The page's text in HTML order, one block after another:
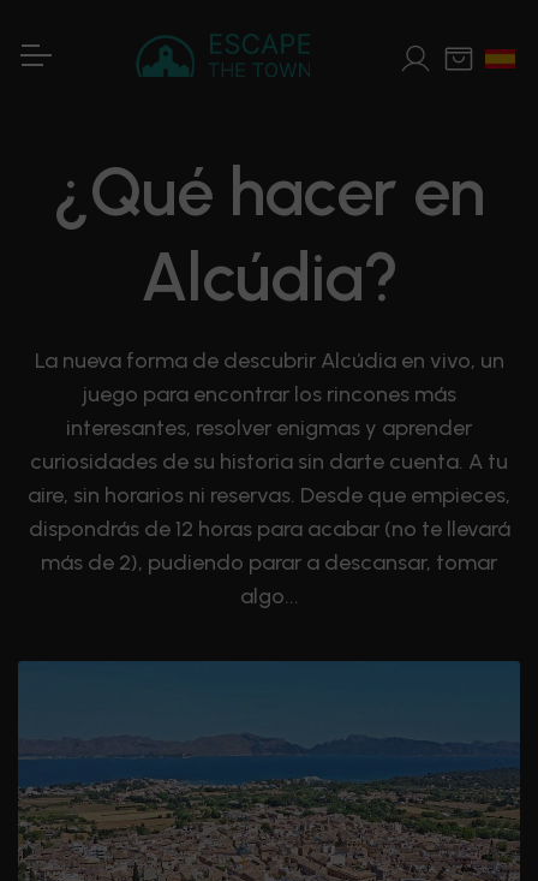
¿Qué hacer en
Alcúdia?
La nueva forma de descubrir Alcúdia en vivo, un
juego para encontrar los rincones más
interesantes, resolver enigmas y aprender
curiosidades de su historia sin darte cuenta. A tu
aire, sin horarios ni reservas. Desde que empieces,
dispondrás de 12 horas para acabar (no te llevará
más de 2), pudiendo parar a descansar, tomar
algo...